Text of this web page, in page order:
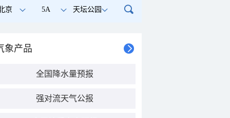
京 5A 天坛公园
象产品
全国降水量预报
强对流天气公报